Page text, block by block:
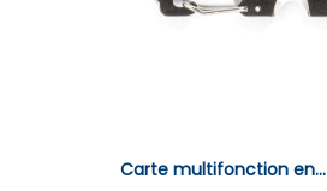
Carte multifonction en...